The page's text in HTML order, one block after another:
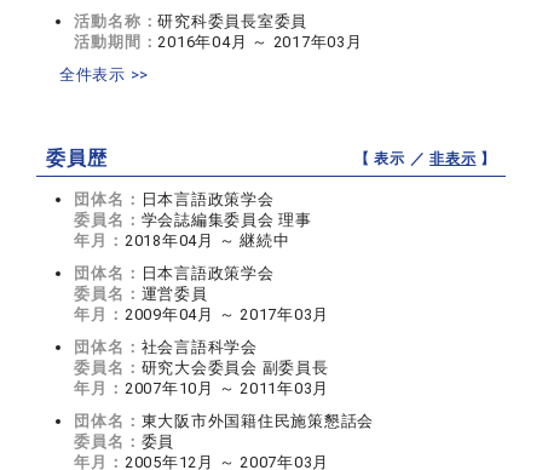
活動名称：研究科委員長室委員
活動期間：2016年04月 ～ 2017年03月
全件表示 >>
委員歴 【 表示 ／非表示 】
団体名： 日本言語政策学会
委員名： 学会誌編集委員会 理事
年月： 2018年04月 ～ 継続中
団体名： 日本言語政策学会
委員名： 運営委員
年月： 2009年04月 ～ 2017年03月
団体名： 社会言語科学会
委員名： 研究大会委員会 副委員長
年月： 2007年10月 ～ 2011年03月
団体名： 東大阪市外国籍住民施策懇話会
委員名： 委員
年月： 2005年12月 ～ 2007年03月